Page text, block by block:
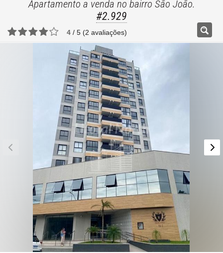
Apartamento a venda no bairro São João.
#2.929
4 / 5 (2 avaliações)